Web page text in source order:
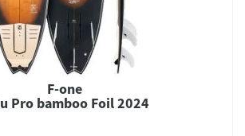
F-one
Pro bamboo Foil 2024